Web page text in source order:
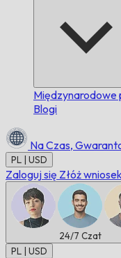
Międzynarodowe
Blogi
Na Czas,
PL | USD
Zaloguj się Złóż wniosek
24/7 Czat
PL | USD